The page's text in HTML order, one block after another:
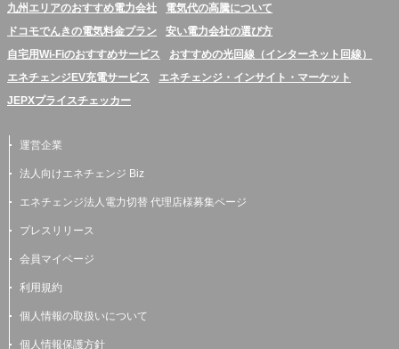
九州エリアのおすすめ電力会社
電気代の高騰について
ドコモでんきの電気料金プラン
安い電力会社の選び方
自宅用Wi-Fiのおすすめサービス
おすすめの光回線（インターネット回線）
エネチェンジEV充電サービス
エネチェンジ・インサイト・マーケット
JEPXプライスチェッカー
運営企業
法人向けエネチェンジ Biz
エネチェンジ法人電力切替 代理店様募集ページ
プレスリリース
会員マイページ
利用規約
個人情報の取扱いについて
個人情報保護方針